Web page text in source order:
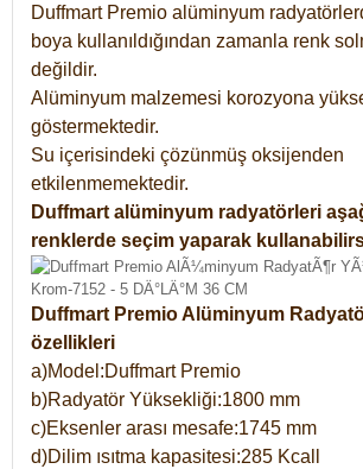
Duffmart Premio alüminyum
boya kullanıldığından zamanla renk
değildir.
Alüminyum malzemesi korozyona
göstermektedir.
Su içerisindeki çözünmüş oksijenden
etkilenmemektedir.
Duffmart alüminyum radyatörleri
renklerde seçim yaparak
Duffmart Premio Alüminyum
özellikleri
a)Model:Duffmart Premio
b)Radyatör Yüksekliği:1800 mm
c)Eksenler arası mesafe:1745 mm
d)Dilim ısıtma kapasitesi:285 Kcall